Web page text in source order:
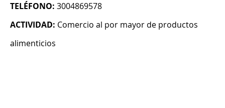
TELÉFONO: 3004869578
ACTIVIDAD: Comercio al por mayor de productos
alimenticios